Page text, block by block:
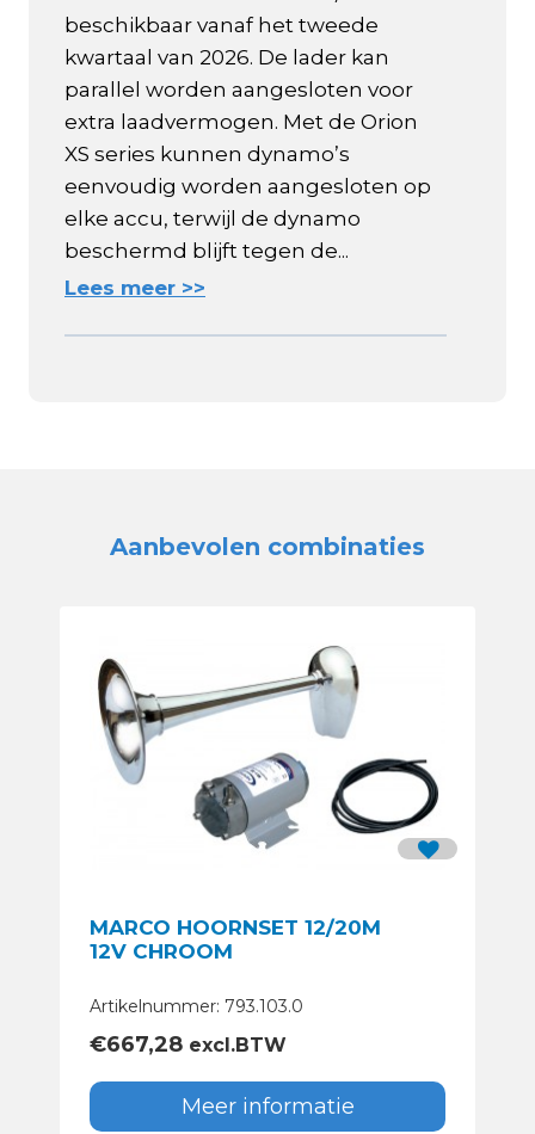
beschikbaar vanaf het tweede
kwartaal van 2026. De lader kan
parallel worden aangesloten voor
extra laadvermogen. Met de Orion
XS series kunnen dynamo’s
eenvoudig worden aangesloten op
elke accu, terwijl de dynamo
beschermd blijft tegen de...
Lees meer >>
Aanbevolen combinaties
MARCO HOORNSET 12/20M
12V CHROOM
Artikelnummer: 793.103.0
€667,28 excl.BTW
Meer informatie